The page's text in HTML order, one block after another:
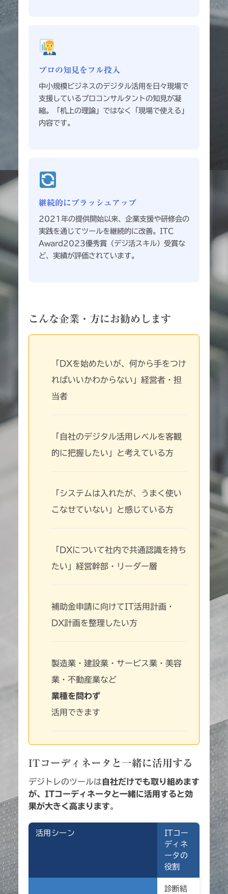
プロの知見をフル投入
中小規模ビジネスのデジタル活用を日々現場で
支援しているプロコンサルタントの知見が凝
縮。「机上の理論」ではなく「現場で使える」
内容です。
継続的にブラッシュアップ
2021年の提供開始以来、企業支援や研修会の
実践を通じてツールを継続的に改善。ITC
Award2023優秀賞（デジ活スキル）受賞な
ど、実績が評価されています。
こんな企業・方にお勧めします
「DXを始めたいが、何から手をつけ
ればいいかわからない」経営者・担
当者
「自社のデジタル活用レベルを客観
的に把握したい」と考えている方
「システムは入れたが、うまく使い
こなせていない」と感じている方
「DXについて社内で共通認識を持ち
たい」経営幹部・リーダー層
補助金申請に向けてIT活用計画・
DX計画を整理したい方
製造業・建設業・サービス業・美容
業・不動産業など
業種を問わず
活用できます
ITコーディネータと一緒に活用する
デジトレのツールは自社だけでも取り組めます
が、ITコーディネータと一緒に活用すると効
果が大きく高まります。
活用シーン
ITコー
ディネ
ータの
役割
診断結